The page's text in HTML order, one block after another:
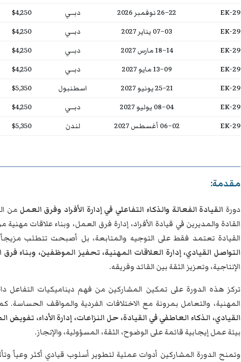
EK-29 22–26 نوفمبر 2026 دبــي $4,250
EK-29 03–07 يناير 2027 دبــي $4,250
EK-29 14–18 مارس 2027 دبــي $4,250
EK-29 09–13 مايو 2027 دبــي $4,250
EK-29 21–25 يونيو 2027 اسطنبول $5,350
EK-29 04–08 يوليو 2027 دبــي $4,250
EK-29 02–06 أغسطس 2027 لندن $5,350
مقدمة:
دورة القيادة الفعالة والذكاء التفاعلي في إدارة الأفراد وفرق العمل من
القادة والمديرين في قيادة الأفراد، إدارة فرق العمل، وبناء علاقات
القيادة تعتمد فقط على التوجيه والمتابعة، بل أصبحت تتطلب
التواصل القيادي، إدارة العلاقات المهنية، تحفيز الموظفين، وبناء فرق
الإنتاجية، وتعزيز الثقة بين القائد وفريقه.
تركز هذه الدورة على تمكين المشاركين من فهم ديناميكيات
المهنية، والتعامل بمرونة مع الاختلافات الفردية والمواقف الحساسة.
القيادي، الذكاء العاطفي في القيادة، حل النزاعات، إدارة الأداء،
بيئة عمل إيجابية قائمة على الوضوح، الثقة، المسؤولية، والإنجاز.
وتمنح الدورة المشاركين أدوات عملية لتطوير أسلوب قيادي أكثر وعياً